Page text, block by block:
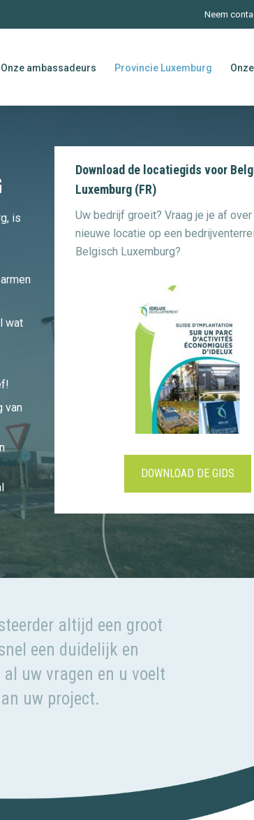
Neem
Onze ambassadeurs Provincie Luxemburg
is
wat
van
Download de locatiegids voor
Luxemburg (FR)
Uw bedrijf groeit? Vraag je je af over
nieuwe locatie op een
Belgisch Luxemburg?
DOWNLOAD DE GIDS
altijd een groot
een duidelijk en
uw vragen en u voelt
uw project.